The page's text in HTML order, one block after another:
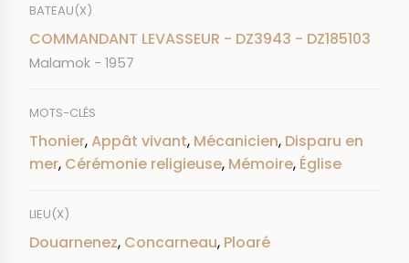
BATEAU(X)
COMMANDANT LEVASSEUR - DZ3943 - DZ185103
Malamok - 1957
MOTS-CLÉS
Thonier,Appât vivant, Mécanicien, Disparu en
mer, Cérémonie religieuse, Mémoire, Église
LIEU(X)
Douarnenez, Concarneau, Ploaré